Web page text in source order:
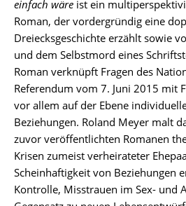
einfach wäre ist ein
Roman, der vordergründig eine
Dreiecksgeschichte erzählt sowie
und dem Selbstmord eines
Roman verknüpft Fragen des
Referendum vom 7. Juni 2015 mit
vor allem auf der Ebene
Beziehungen. Roland Meyer malt
zuvor veröffentlichten Romanen
Krisen zumeist verheirateter
Scheinhaftigkeit von Beziehungen
Kontrolle, Misstrauen im Sex- und